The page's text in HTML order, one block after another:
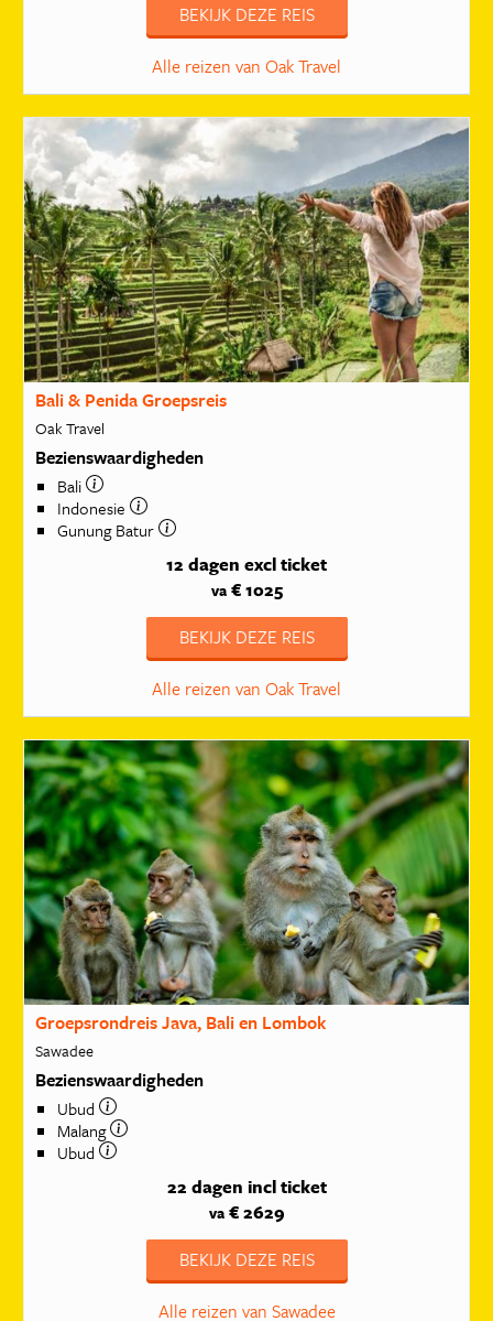
BEKIJK DEZE REIS
Alle reizen van Oak Travel
Bali & Penida Groepsreis
Oak Travel
Bezienswaardigheden
Bali
Indonesie
Gunung Batur
12 dagen excl ticket
va€ 1025
BEKIJK DEZE REIS
Alle reizen van Oak Travel
Groepsrondreis Java, Bali en Lombok
Sawadee
Bezienswaardigheden
Ubud
Malang
Ubud
22 dagen incl ticket
va€ 2629
BEKIJK DEZE REIS
Alle reizen van Sawadee